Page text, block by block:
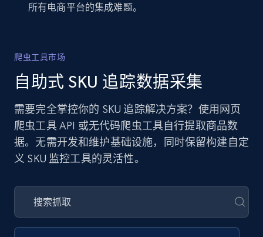
所有电商平台的集成难题。
爬虫工具市场
自助式 SKU 追踪数据采集
需要完全掌控你的 SKU 追踪解决方案？使用网页
爬虫工具 API 或无代码爬虫工具自行提取商品数
据。无需开发和维护基础设施，同时保留构建自定
义 SKU 监控工具的灵活性。